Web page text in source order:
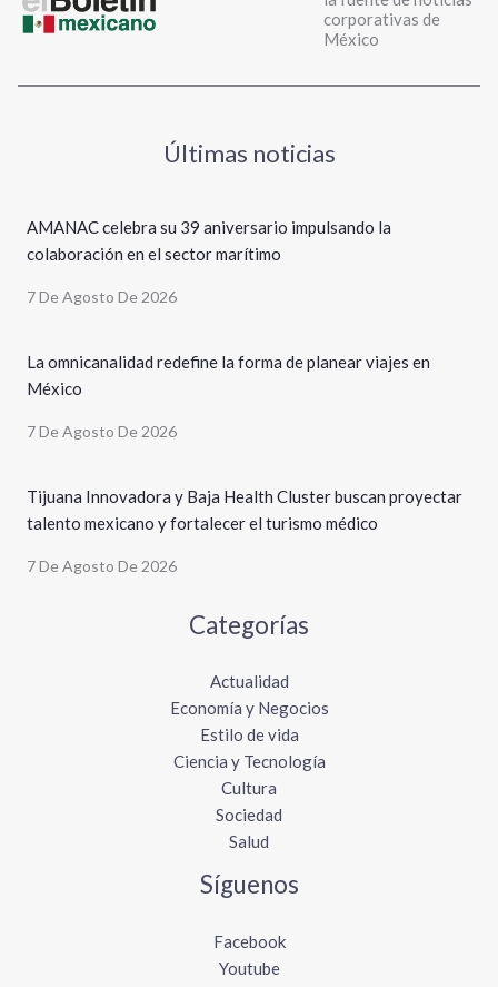
corporativas de
México
Últimas noticias
AMANAC celebra su 39 aniversario impulsando la
colaboración en el sector marítimo
7 De Agosto De 2026
La omnicanalidad redefine la forma de planear viajes en
México
7 De Agosto De 2026
Tijuana Innovadora y Baja Health Cluster buscan proyectar
talento mexicano y fortalecer el turismo médico
7 De Agosto De 2026
Categorías
Actualidad
Economía y Negocios
Estilo de vida
Ciencia y Tecnología
Cultura
Sociedad
Salud
Síguenos
Facebook
Youtube